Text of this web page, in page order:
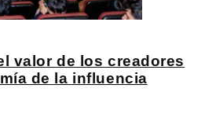
valor de los creadores
de la influencia